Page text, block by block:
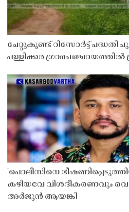
ചേറ്റുകുണ്ട് റിസോർട്ട് പദ്ധതി
പള്ളിക്കര ഗ്രാമപഞ്ചായത്തിൽ
'പൊലീസിനെ
കഴിയവേ വിശദീകരണവും
അർജുൻ ആയങ്കി